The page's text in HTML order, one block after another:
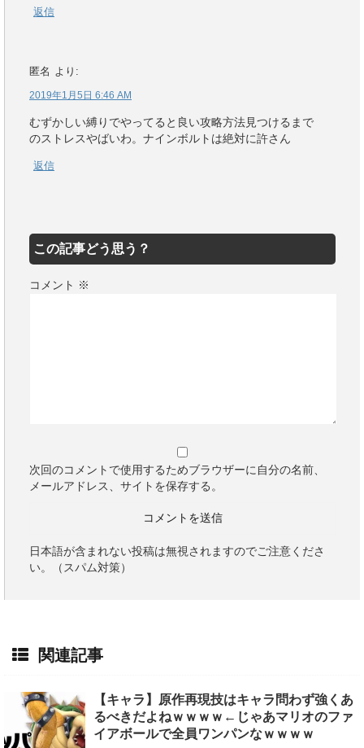
返信
匿名 より:
2019年1月5日 6:46 AM
むずかしい縛りでやってると良い攻略方法見つけるまで
のストレスやばいわ。ナインボルトは絶対に許さん
返信
この記事どう思う？
コメント ※
次回のコメントで使用するためブラウザーに自分の名前、
メールアドレス、サイトを保存する。
日本語が含まれない投稿は無視されますのでご注意くださ
い。（スパム対策）
関連記事
【キャラ】原作再現技はキャラ問わず強くあ
るべきだよねｗｗｗｗ←じゃあマリオのファ
イアボールで全員ワンパンなｗｗｗｗ